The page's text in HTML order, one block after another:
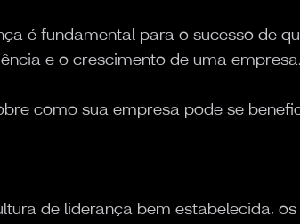
é fundamental para o sucesso de
e o crescimento de uma empresa.
como sua empresa pode se
de liderança bem estabelecida,